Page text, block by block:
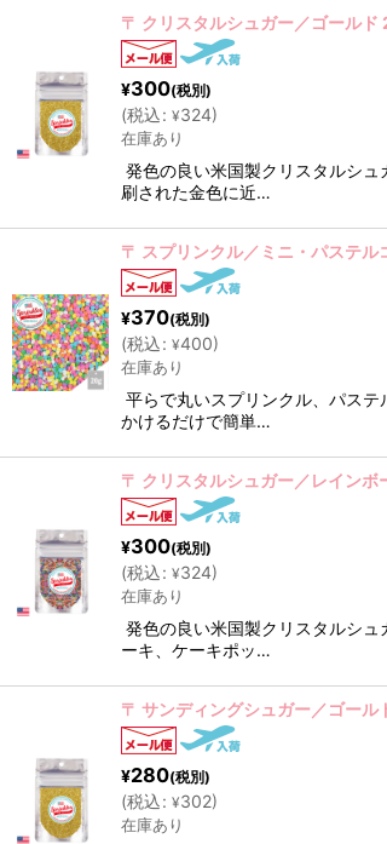
〒 クリスタルシュガー／ゴールド
¥300(税別)
(税込: ¥324)
在庫あり
発色の良い米国製クリスタルシ
刷された金色に近…
〒 スプリンクル／ミニ・パステ
¥370(税別)
(税込: ¥400)
在庫あり
平らで丸いスプリンクル、パス
かけるだけで簡単…
〒 クリスタルシュガー／レイン
¥300(税別)
(税込: ¥324)
在庫あり
発色の良い米国製クリスタルシ
ーキ、ケーキポッ…
〒 サンディングシュガー／ゴール
¥280(税別)
(税込: ¥302)
在庫あり